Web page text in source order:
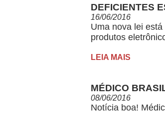
DEFICIENTES
16/06/2016
Uma nova lei
produtos
LEIA MAIS
MÉDICO
08/06/2016
Notícia boa!